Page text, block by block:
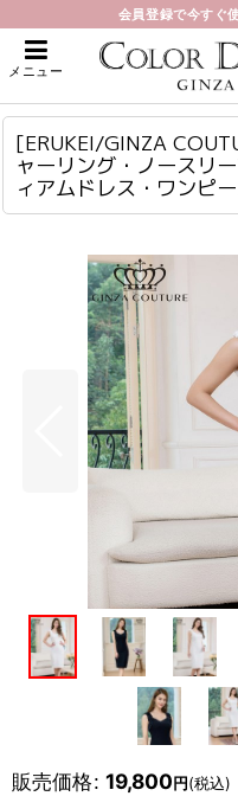
会員登録で今すぐ
メニュー
ホーム > ミディアム
[ERUKEI/GINZA COUTURE]ワ
ブ・シンプル・タイト・ミディア
[ERUKEI/GINZA
ャーリング・ノースリ
ィアムドレス・ワンピ
販売価格: 19,800円(税込)